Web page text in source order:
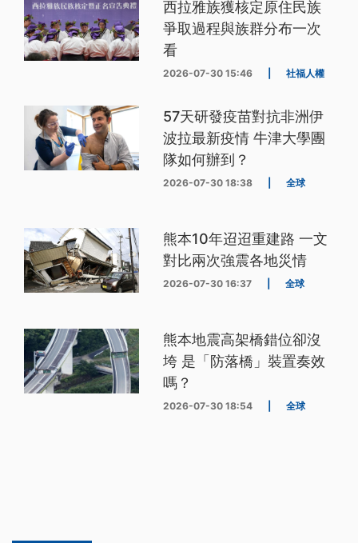
西拉雅族獲核定原住民族
爭取過程與族群分布一次
看
2026-07-30 15:46 社福人權
57天研發疫苗對抗非洲伊
波拉最新疫情 牛津大學團
隊如何辦到？
2026-07-30 18:38 全球
熊本10年迢迢重建路 一文
對比兩次強震各地災情
2026-07-30 16:37 全球
熊本地震高架橋錯位卻沒
垮 是「防落橋」裝置奏效
嗎？
2026-07-30 18:54 全球